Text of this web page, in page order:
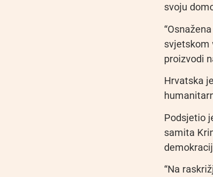
svoju
svjetskom
proizvodi
Hrvatska
Podsjetio
samita
“Na